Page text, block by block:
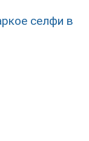
селфи в